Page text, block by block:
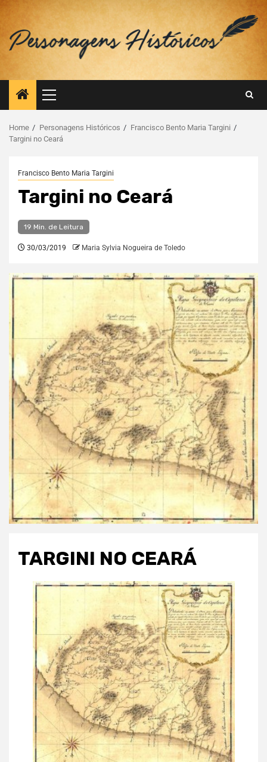
Home Personagens Históricos
Francisco Bento Maria Targini
Targini no Ceará
Francisco Bento Maria Targini
Targini no Ceará
19 Min. de Leitura
30/03/2019 Maria Sylvia Nogueira de Toledo
TARGINI NO CEARÁ